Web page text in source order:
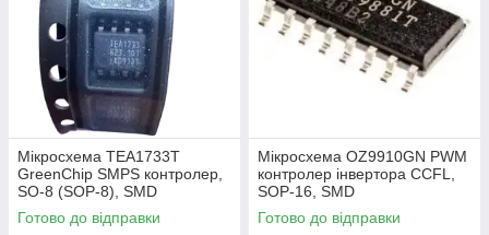
Мікросхема TEA1733T
GreenChip SMPS контролер,
SO-8 (SOP-8), SMD
Готово до відправки
Мікросхема OZ9910GN PWM
контролер інвертора CCFL,
SOP-16, SMD
Готово до відправки